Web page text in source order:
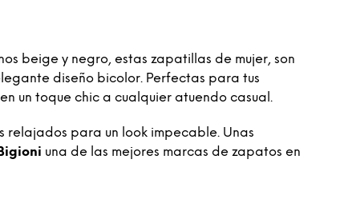
beige y negro, estas zapatillas de mujer, son
diseño bicolor. Perfectas para tus
un toque chic a cualquier atuendo casual.
relajados para un look impecable. Unas
una de las mejores marcas de zapatos en